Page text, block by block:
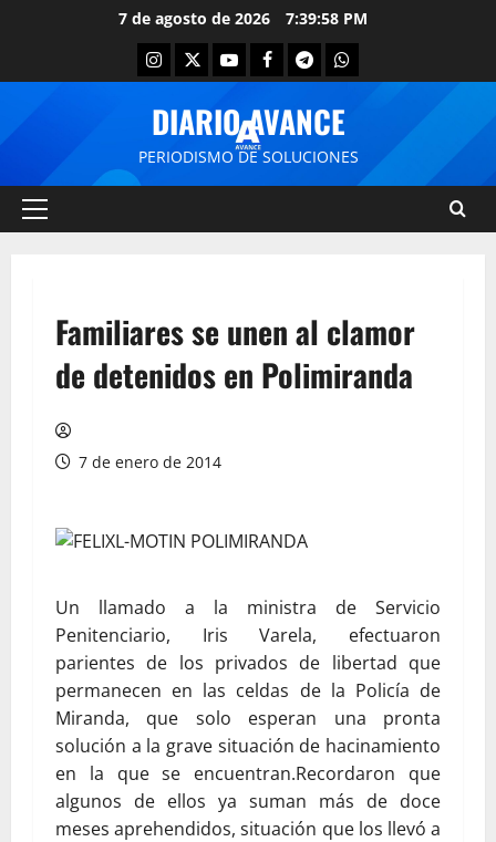
7 de agosto de 2026 7:39:58 PM
DIARIO AVANCE
PERIODISMO DE SOLUCIONES
Familiares se unen al clamor
de detenidos en Polimiranda
7 de enero de 2014
Un llamado a la ministra de Servicio
Penitenciario, Iris Varela, efectuaron
parientes de los privados de libertad que
permanecen en las celdas de la Policía de
Miranda, que solo esperan una pronta
solución a la grave situación de hacinamiento
en la que se encuentran.Recordaron que
algunos de ellos ya suman más de doce
meses aprehendidos, situación que los llevó a